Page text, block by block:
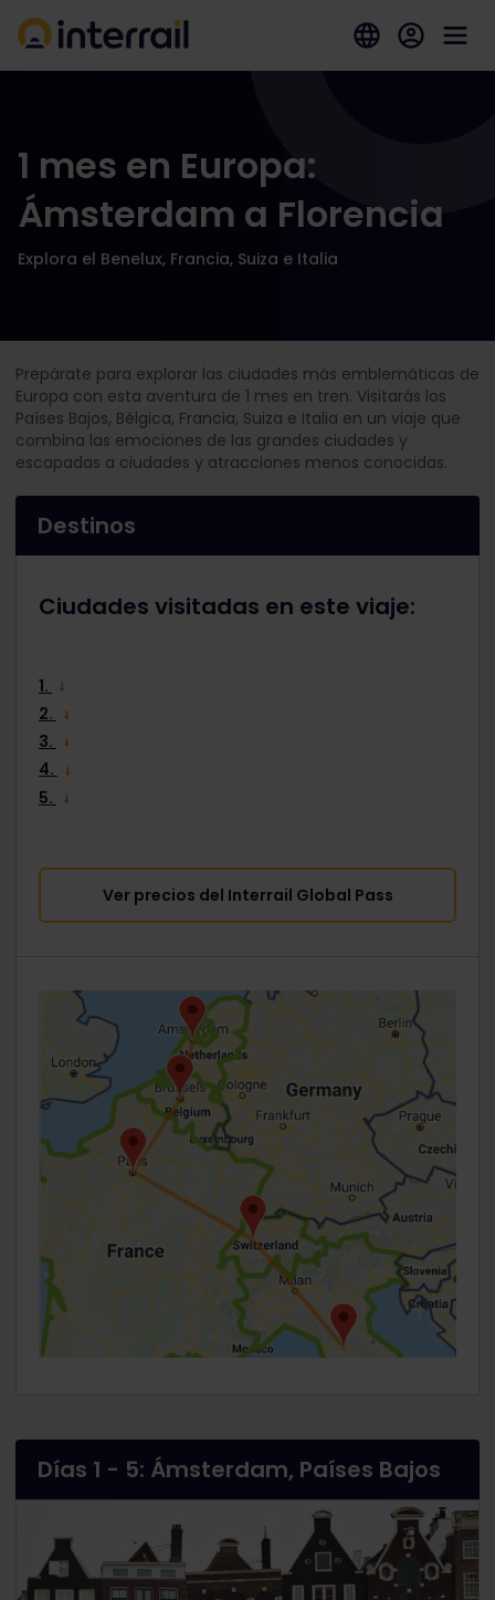
1 mes en Europa:
Ámsterdam a Florencia
Explora el Benelux, Francia, Suiza e Italia
Prepárate para explorar las ciudades más emblemáticas de
Europa con esta aventura de 1 mes en tren. Visitarás los
Países Bajos, Bélgica, Francia, Suiza e Italia en un viaje que
combina las emociones de las grandes ciudades y
escapadas a ciudades y atracciones menos conocidas.
Destinos
Ciudades visitadas en este viaje:
1.
2.
3.
4.
5.
Ver precios del Interrail Global Pass
Días 1 - 5: Ámsterdam, Países Bajos